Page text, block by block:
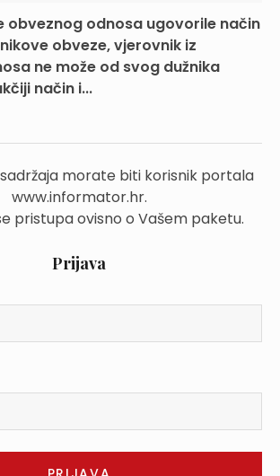
obveznog odnosa ugovorile način
obveze, vjerovnik iz
ne može od svog dužnika
način i...
morate biti korisnik portala
www.informator.hr.
pristupa ovisno o Vašem paketu.
Prijava